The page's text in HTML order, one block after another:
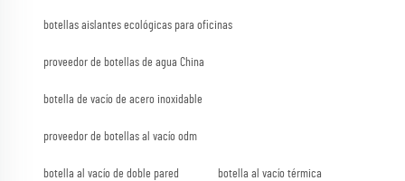
botellas aislantes ecológicas para oficinas
proveedor de botellas de agua China
botella de vacío de acero inoxidable
proveedor de botellas al vacío odm
botella al vacío de doble pared botella al vacío térmica